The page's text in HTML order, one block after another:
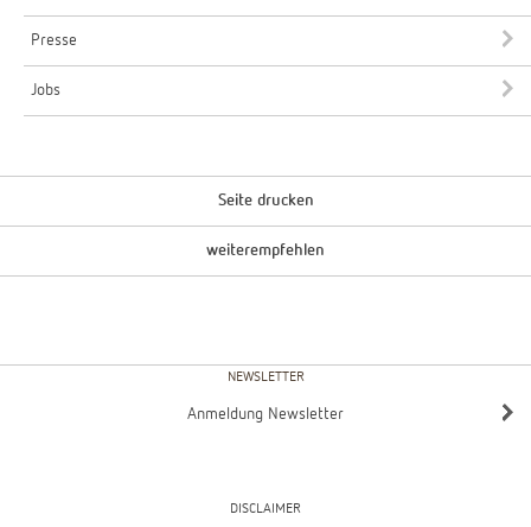
Presse
Jobs
Seite drucken
weiterempfehlen
NEWSLETTER
Anmeldung Newsletter
DISCLAIMER